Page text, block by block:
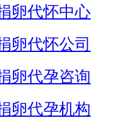
卵代怀中心
卵代怀公司
卵代孕咨询
卵代孕机构